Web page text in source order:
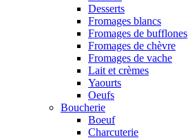
Desserts
Fromages blancs
Fromages de bufflones
Fromages de chèvre
Fromages de vache
Lait et crèmes
Yaourts
Oeufs
Boucherie
Boeuf
Charcuterie